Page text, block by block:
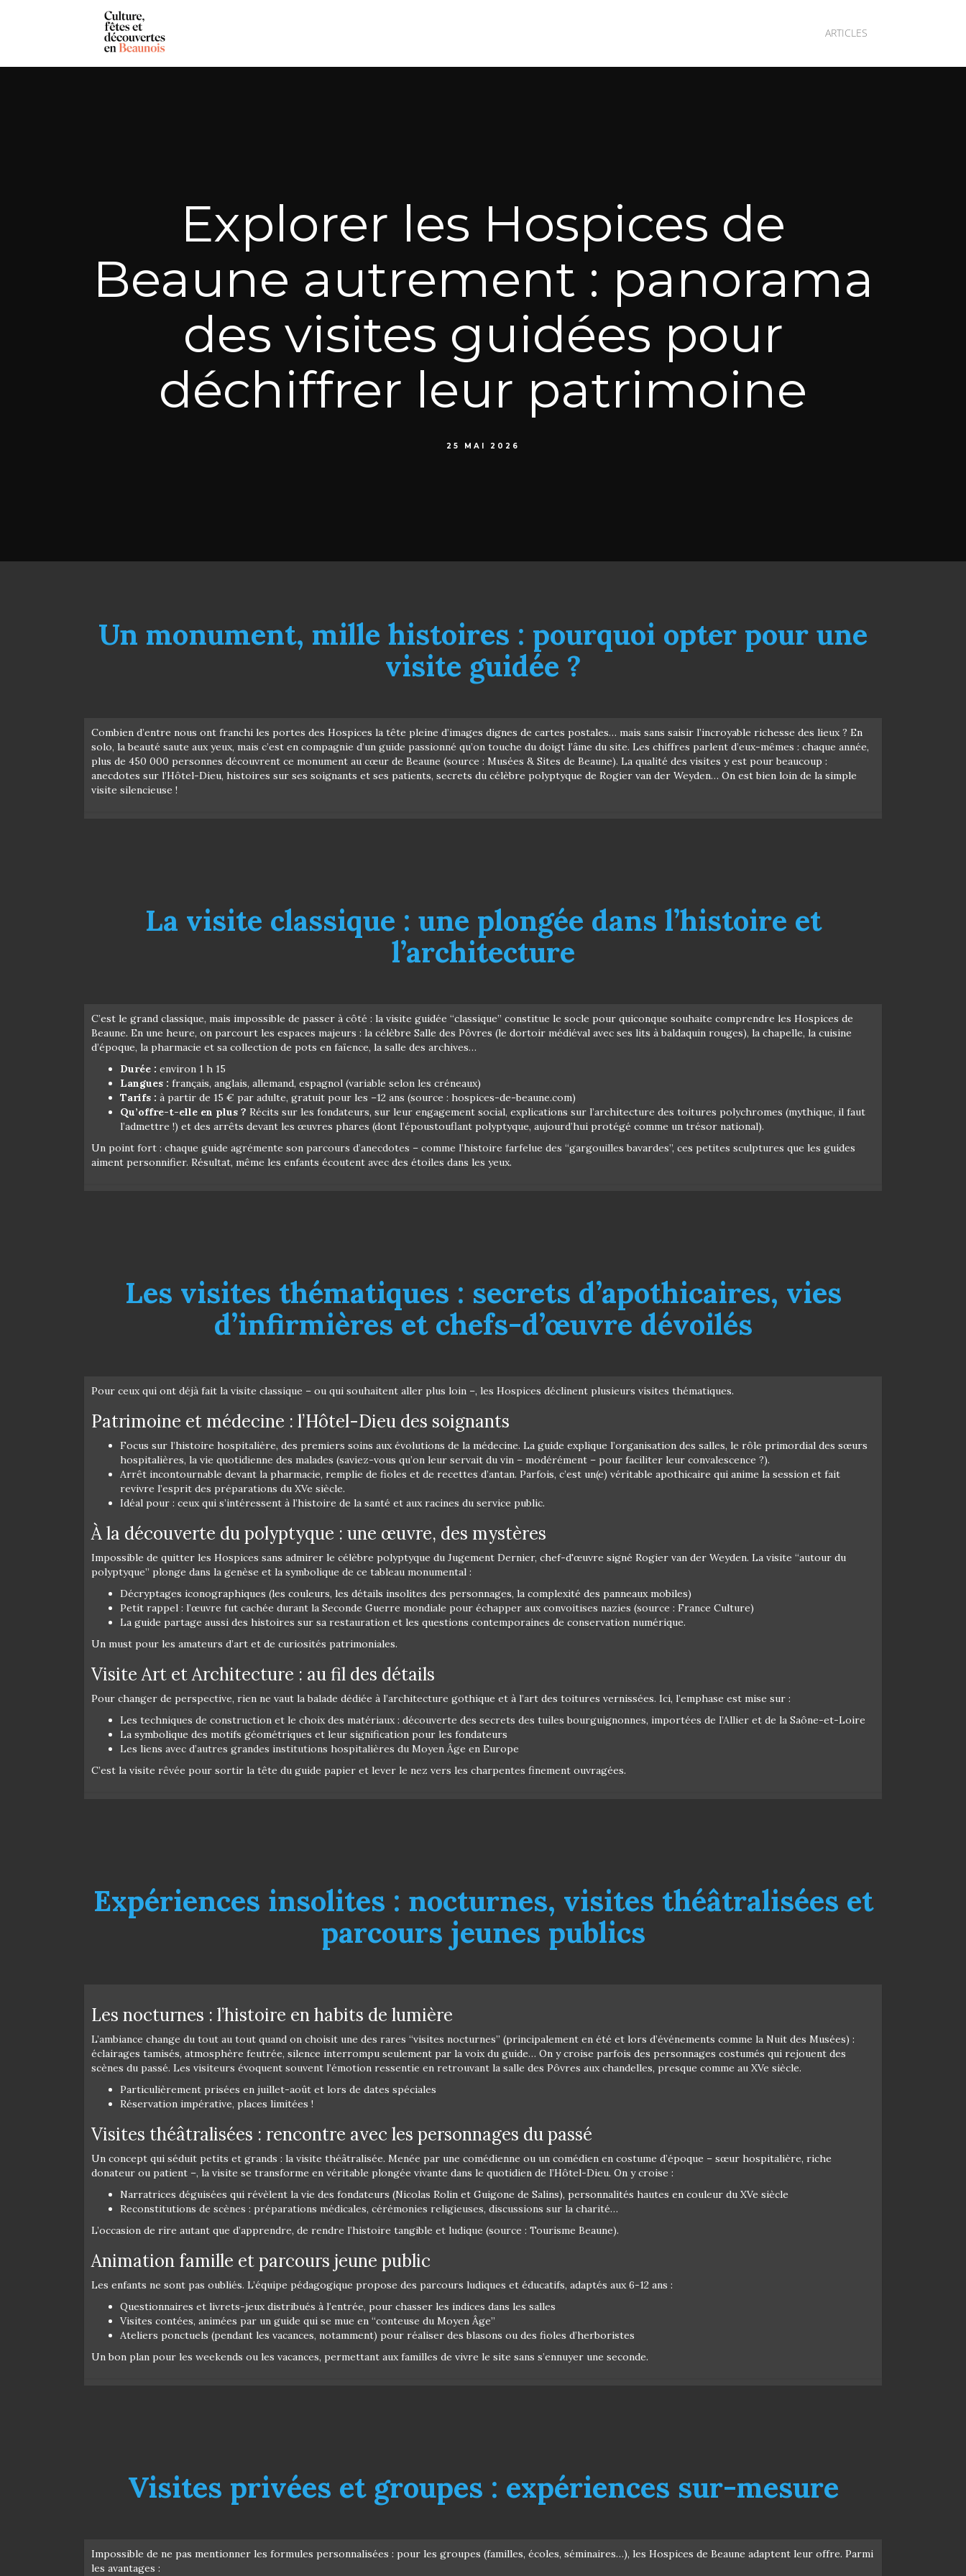
ARTICLES
Explorer les Hospices de
Beaune autrement : panorama
des visites guidées pour
déchiffrer leur patrimoine
25 MAI 2026
Un monument, mille histoires : pourquoi opter pour une
visite guidée ?
Combien d’entre nous ont franchi les portes des Hospices la tête pleine d’images dignes de cartes postales… mais sans saisir l’incroyable richesse des lieux ? En
solo, la beauté saute aux yeux, mais c’est en compagnie d’un guide passionné qu’on touche du doigt l’âme du site. Les chiffres parlent d’eux-mêmes : chaque année,
plus de 450 000 personnes découvrent ce monument au cœur de Beaune (source : Musées & Sites de Beaune). La qualité des visites y est pour beaucoup :
anecdotes sur l’Hôtel-Dieu, histoires sur ses soignants et ses patients, secrets du célèbre polyptyque de Rogier van der Weyden… On est bien loin de la simple
visite silencieuse !
La visite classique : une plongée dans l’histoire et
l’architecture
C’est le grand classique, mais impossible de passer à côté : la visite guidée “classique” constitue le socle pour quiconque souhaite comprendre les Hospices de
Beaune. En une heure, on parcourt les espaces majeurs : la célèbre Salle des Pôvres (le dortoir médiéval avec ses lits à baldaquin rouges), la chapelle, la cuisine
d’époque, la pharmacie et sa collection de pots en faïence, la salle des archives…
Durée : environ 1 h 15
Langues : français, anglais, allemand, espagnol (variable selon les créneaux)
Tarifs : à partir de 15 € par adulte, gratuit pour les –12 ans (source : hospices-de-beaune.com)
Qu’offre-t-elle en plus ? Récits sur les fondateurs, sur leur engagement social, explications sur l’architecture des toitures polychromes (mythique, il faut
l’admettre !) et des arrêts devant les œuvres phares (dont l’époustouflant polyptyque, aujourd’hui protégé comme un trésor national).
Un point fort : chaque guide agrémente son parcours d’anecdotes – comme l’histoire farfelue des “gargouilles bavardes”, ces petites sculptures que les guides
aiment personnifier. Résultat, même les enfants écoutent avec des étoiles dans les yeux.
Les visites thématiques : secrets d’apothicaires, vies
d’infirmières et chefs-d’œuvre dévoilés
Pour ceux qui ont déjà fait la visite classique – ou qui souhaitent aller plus loin –, les Hospices déclinent plusieurs visites thématiques.
Patrimoine et médecine : l’Hôtel-Dieu des soignants
Focus sur l’histoire hospitalière, des premiers soins aux évolutions de la médecine. La guide explique l’organisation des salles, le rôle primordial des sœurs
hospitalières, la vie quotidienne des malades (saviez-vous qu’on leur servait du vin – modérément – pour faciliter leur convalescence ?).
Arrêt incontournable devant la pharmacie, remplie de fioles et de recettes d’antan. Parfois, c’est un(e) véritable apothicaire qui anime la session et fait
revivre l’esprit des préparations du XVe siècle.
Idéal pour : ceux qui s’intéressent à l’histoire de la santé et aux racines du service public.
À la découverte du polyptyque : une œuvre, des mystères
Impossible de quitter les Hospices sans admirer le célèbre polyptyque du Jugement Dernier, chef-d'œuvre signé Rogier van der Weyden. La visite “autour du
polyptyque” plonge dans la genèse et la symbolique de ce tableau monumental :
Décryptages iconographiques (les couleurs, les détails insolites des personnages, la complexité des panneaux mobiles)
Petit rappel : l’œuvre fut cachée durant la Seconde Guerre mondiale pour échapper aux convoitises nazies (source : France Culture)
La guide partage aussi des histoires sur sa restauration et les questions contemporaines de conservation numérique.
Un must pour les amateurs d’art et de curiosités patrimoniales.
Visite Art et Architecture : au fil des détails
Pour changer de perspective, rien ne vaut la balade dédiée à l’architecture gothique et à l’art des toitures vernissées. Ici, l’emphase est mise sur :
Les techniques de construction et le choix des matériaux : découverte des secrets des tuiles bourguignonnes, importées de l’Allier et de la Saône-et-Loire
La symbolique des motifs géométriques et leur signification pour les fondateurs
Les liens avec d’autres grandes institutions hospitalières du Moyen Âge en Europe
C’est la visite rêvée pour sortir la tête du guide papier et lever le nez vers les charpentes finement ouvragées.
Expériences insolites : nocturnes, visites théâtralisées et
parcours jeunes publics
Les nocturnes : l’histoire en habits de lumière
L’ambiance change du tout au tout quand on choisit une des rares “visites nocturnes” (principalement en été et lors d’événements comme la Nuit des Musées) :
éclairages tamisés, atmosphère feutrée, silence interrompu seulement par la voix du guide… On y croise parfois des personnages costumés qui rejouent des
scènes du passé. Les visiteurs évoquent souvent l’émotion ressentie en retrouvant la salle des Pôvres aux chandelles, presque comme au XVe siècle.
Particulièrement prisées en juillet-août et lors de dates spéciales
Réservation impérative, places limitées !
Visites théâtralisées : rencontre avec les personnages du passé
Un concept qui séduit petits et grands : la visite théâtralisée. Menée par une comédienne ou un comédien en costume d’époque – sœur hospitalière, riche
donateur ou patient –, la visite se transforme en véritable plongée vivante dans le quotidien de l’Hôtel-Dieu. On y croise :
Narratrices déguisées qui révèlent la vie des fondateurs (Nicolas Rolin et Guigone de Salins), personnalités hautes en couleur du XVe siècle
Reconstitutions de scènes : préparations médicales, cérémonies religieuses, discussions sur la charité…
L’occasion de rire autant que d’apprendre, de rendre l’histoire tangible et ludique (source : Tourisme Beaune).
Animation famille et parcours jeune public
Les enfants ne sont pas oubliés. L’équipe pédagogique propose des parcours ludiques et éducatifs, adaptés aux 6-12 ans :
Questionnaires et livrets-jeux distribués à l’entrée, pour chasser les indices dans les salles
Visites contées, animées par un guide qui se mue en “conteuse du Moyen Âge”
Ateliers ponctuels (pendant les vacances, notamment) pour réaliser des blasons ou des fioles d’herboristes
Un bon plan pour les weekends ou les vacances, permettant aux familles de vivre le site sans s’ennuyer une seconde.
Visites privées et groupes : expériences sur-mesure
Impossible de ne pas mentionner les formules personnalisées : pour les groupes (familles, écoles, séminaires…), les Hospices de Beaune adaptent leur offre. Parmi
les avantages :